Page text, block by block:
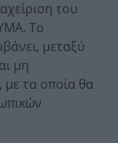
του
Το
μεταξύ
μη
τα οποία θα